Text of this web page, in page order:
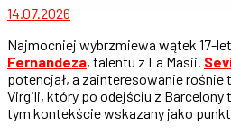
14.07.2026
Najmocniej wybrzmiewa wątek 17-
Fernandeza, talentu z La Masii.
potencjał, a zainteresowanie rośnie
Virgili, który po odejściu z Barcelony
tym kontekście wskazany jako